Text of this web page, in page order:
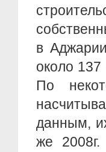
в
около 137
По
данным,
же